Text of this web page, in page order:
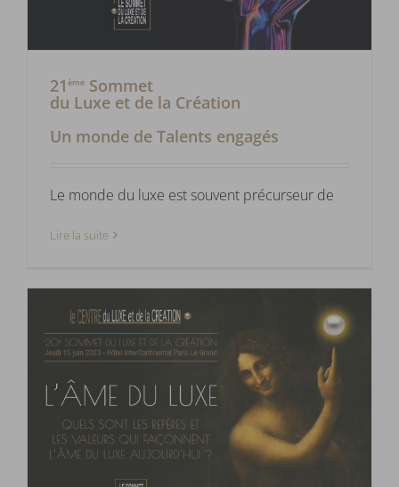
21 ème Sommet
du Luxe et de la Création
Un monde de Talents engagés
Le monde du luxe est souvent précurseur de
Lire la suite